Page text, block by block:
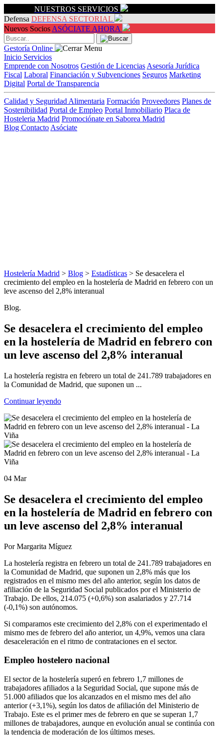
NUESTROS SERVICIOS
Defensa DEFENSA SECTORIAL
Nuevos Socios ASÓCIATE AHORA
Gestoría Online
Inicio Servicios
Emprende con Nosotros Gestión de Licencias Asesoría Jurídica
Fiscal Laboral Financiación y Subvenciones Seguros Marketing
Digital Portal de Transparencia
Calidad y Seguridad Alimentaria Formación Proveedores Planes de
Sostenibilidad Portal de Empleo Portal Inmobiliario Placa de
Hosteleria Madrid Promociónate en Saborea Madrid
Blog Contacto Asóciate
Hostelería Madrid > Blog > Estadísticas > Se desacelera el
crecimiento del empleo en la hostelería de Madrid en febrero con un
leve ascenso del 2,8% interanual
Blog.
Se desacelera el crecimiento del empleo
en la hostelería de Madrid en febrero con
un leve ascenso del 2,8% interanual
La hostelería registra en febrero un total de 241.789 trabajadores en
la Comunidad de Madrid, que suponen un ...
Continuar leyendo
04 Mar
Se desacelera el crecimiento del empleo
en la hostelería de Madrid en febrero con
un leve ascenso del 2,8% interanual
Por Margarita Míguez
La hostelería registra en febrero un total de 241.789 trabajadores en
la Comunidad de Madrid, que suponen un 2,8% más que los
registrados en el mismo mes del año anterior, según los datos de
afiliación de la Seguridad Social publicados por el Ministerio de
Trabajo. De ellos, 214.075 (+0,6%) son asalariados y 27.714
(-0,1%) son autónomos.
Si comparamos este crecimiento del 2,8% con el experimentado el
mismo mes de febrero del año anterior, un 4,9%, vemos una clara
desaceleración en el ritmo de contrataciones en el sector.
Empleo hostelero nacional
El sector de la hostelería superó en febrero 1,7 millones de
trabajadores afiliados a la Seguridad Social, que supone más de
51.000 afiliados que los alcanzados en el mismo mes del año
anterior (+3,1%), según los datos de afiliación del Ministerio de
Trabajo. Este es el primer mes de febrero en que se superan 1,7
millones de trabajadores, aunque en evolución anual se continúa con
la tendencia de moderación de los últimos meses.